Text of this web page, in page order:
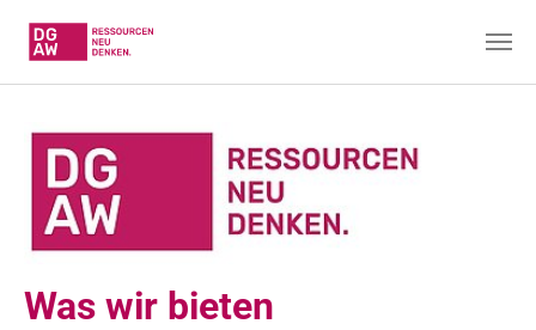
Was wir bieten